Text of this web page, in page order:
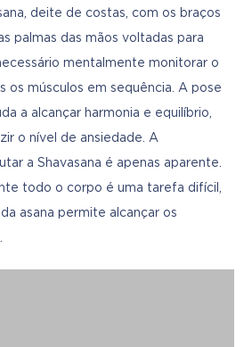
deite de costas, com os braços
palmas das mãos voltadas para
mentalmente monitorar o
os músculos em sequência. A pose
a alcançar harmonia e equilíbrio,
o nível de ansiedade. A
a Shavasana é apenas aparente.
todo o corpo é uma tarefa difícil,
asana permite alcançar os